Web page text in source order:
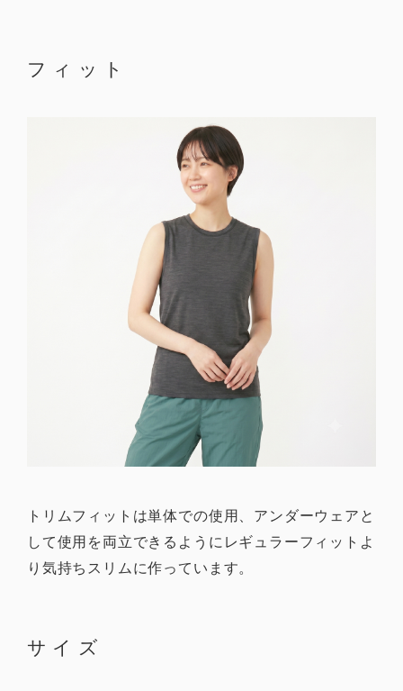
フィット
トリムフィットは単体での使用、アンダーウェアと
して使用を両立できるようにレギュラーフィットよ
り気持ちスリムに作っています。
サイズ